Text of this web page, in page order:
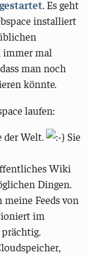
. Es geht
installiert
immer mal
man noch
könnte.
laufen:
der Welt.
Sie
Wiki
Dingen.
meine Feeds von
im